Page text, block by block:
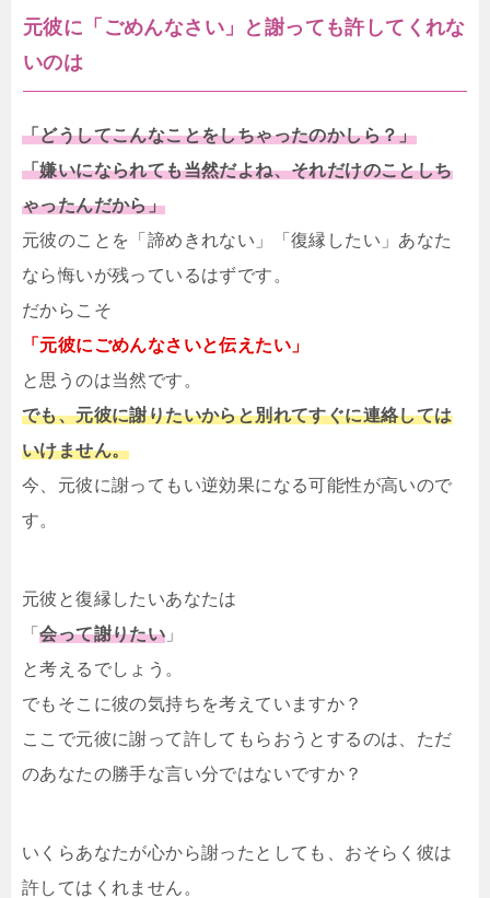
元彼に「ごめんなさい」と謝っても許してくれな
いのは
「どうしてこんなことをしちゃったのかしら？」
「嫌いになられても当然だよね、それだけのことしち
ゃったんだから」
元彼のことを「諦めきれない」「復縁したい」あなた
なら悔いが残っているはずです。
だからこそ
「元彼にごめんなさいと伝えたい」
と思うのは当然です。
でも、元彼に謝りたいからと別れてすぐに連絡しては
いけません。
今、元彼に謝ってもい逆効果になる可能性が高いので
す。
元彼と復縁したいあなたは
「会って謝りたい 」
と考えるでしょう。
でもそこに彼の気持ちを考えていますか？
ここで元彼に謝って許してもらおうとするのは、ただ
のあなたの勝手な言い分ではないですか？
いくらあなたが心から謝ったとしても、おそらく彼は
許してはくれません。